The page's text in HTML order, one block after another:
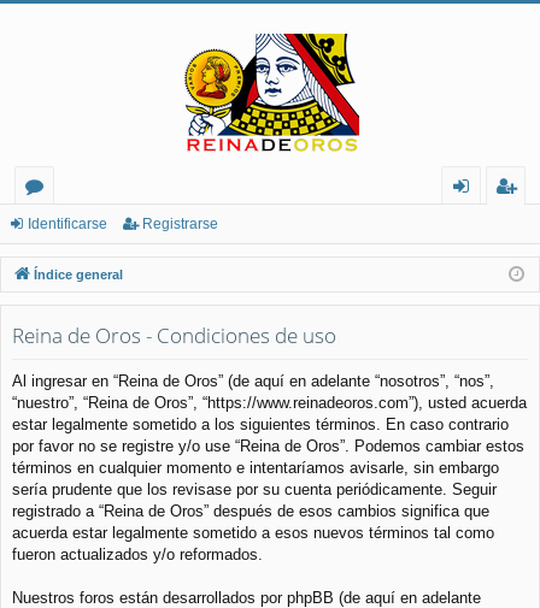
or
os
nt
ifi
rs
e
ist
ra
Identificarse Registrarse
Índice general
Reina de Oros - Condiciones de uso
Al ingresar en “Reina de Oros” (de aquí en adelante “nosotros”, “nos”,
“nuestro”, “Reina de Oros”, “https://www.reinadeoros.com”), usted acuerda
estar legalmente sometido a los siguientes términos. En caso contrario
por favor no se registre y/o use “Reina de Oros”. Podemos cambiar estos
términos en cualquier momento e intentaríamos avisarle, sin embargo
sería prudente que los revisase por su cuenta periódicamente. Seguir
registrado a “Reina de Oros” después de esos cambios significa que
acuerda estar legalmente sometido a esos nuevos términos tal como
fueron actualizados y/o reformados.
Nuestros foros están desarrollados por phpBB (de aquí en adelante